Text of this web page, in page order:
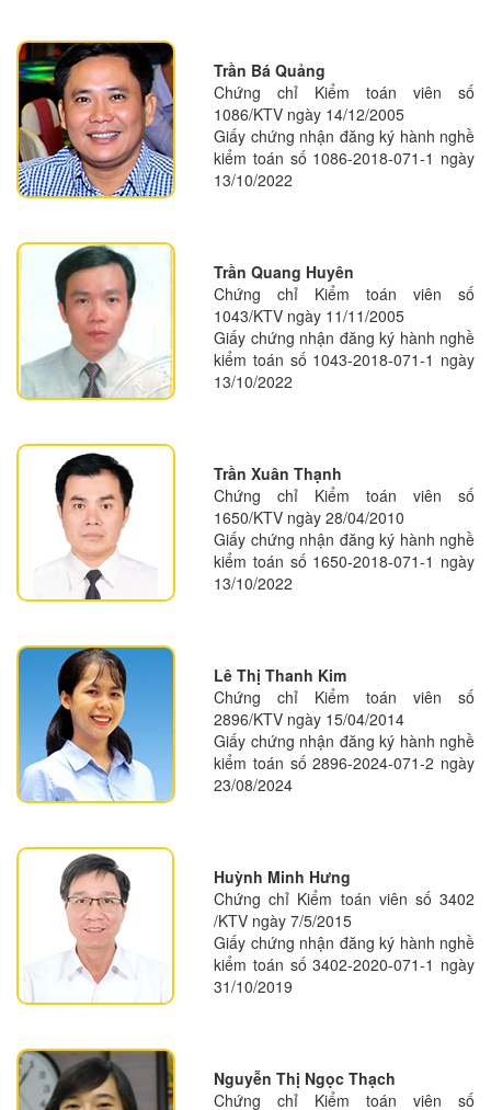
Trần Bá Quảng
Chứng chỉ Kiểm toán viên số
1086/KTV ngày 14/12/2005
Giấy chứng nhận đăng ký hành nghề
kiểm toán số 1086-2018-071-1 ngày
13/10/2022
Trần Quang Huyên
Chứng chỉ Kiểm toán viên số
1043/KTV ngày 11/11/2005
Giấy chứng nhận đăng ký hành nghề
kiểm toán số 1043-2018-071-1 ngày
13/10/2022
Trần Xuân Thạnh
Chứng chỉ Kiểm toán viên số
1650/KTV ngày 28/04/2010
Giấy chứng nhận đăng ký hành nghề
kiểm toán số 1650-2018-071-1 ngày
13/10/2022
Lê Thị Thanh Kim
Chứng chỉ Kiểm toán viên số
2896/KTV ngày 15/04/2014
Giấy chứng nhận đăng ký hành nghề
kiểm toán số 2896-2024-071-2 ngày
23/08/2024
Huỳnh Minh Hưng
Chứng chỉ Kiểm toán viên số 3402
/KTV ngày 7/5/2015
Giấy chứng nhận đăng ký hành nghề
kiểm toán số 3402-2020-071-1 ngày
31/10/2019
Nguyễn Thị Ngọc Thạch
Chứng chỉ Kiểm toán viên số